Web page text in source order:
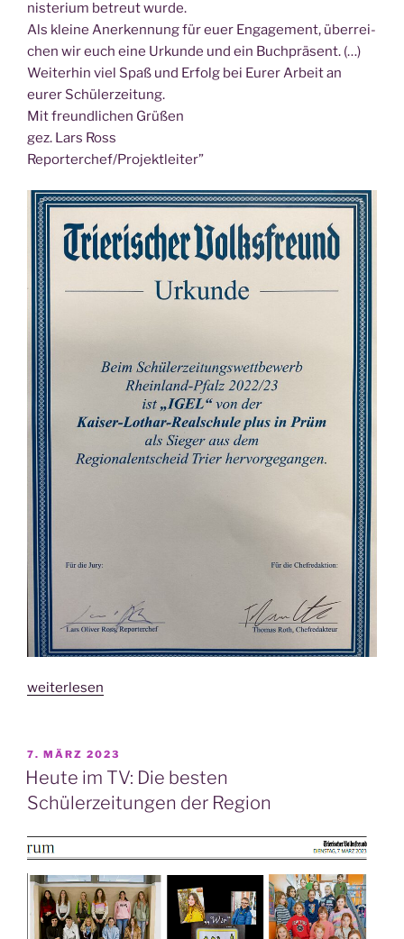
nis­te­ri­um betreut wurde.
Als klei­ne Aner­ken­nung für euer Enga­ge­ment, über­rei­
chen wir euch eine Urkun­de und ein Buchpräsent. (…)
Wei­ter­hin viel Spaß und Erfolg bei Eurer Arbeit an
eurer Schülerzeitung.
Mit freund­li­chen Grüßen
gez. Lars Ross
Reporterchef/Projektleiter”
„Unser
Sie­
ger
beim
ler­
zei­
tungs­
wett­
be­
weiterlesen
VERÖFFENTLICHT
AM
7. MÄRZ 2023
Heute im TV: Die besten
Schülerzeitungen der Region